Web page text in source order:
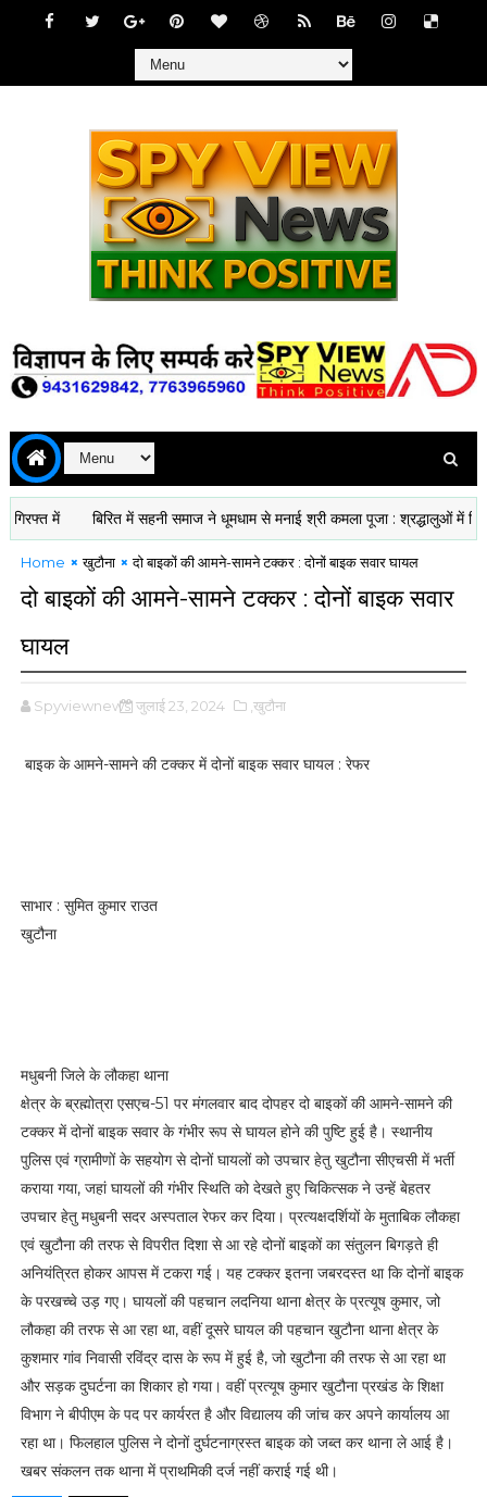
में बिरित में सहनी समाज ने धूमधाम से मनाई श्री कमला पूजा : श्रद्धालुओं में दिखी
Home खुटौना दो बाइकों की आमने-सामने टक्कर : दोनों बाइक सवार घायल
दो बाइकों की आमने-सामने टक्कर : दोनों बाइक सवार
घायल
Spyviewnews जुलाई 23, 2024 ,खुटौना
बाइक के आमने-सामने की टक्कर में दोनों बाइक सवार घायल : रेफर
साभार : सुमित कुमार राउत
खुटौना
मधुबनी जिले के लौकहा थाना
क्षेत्र के ब्रह्मोत्रा एसएच-51 पर मंगलवार बाद‌ दोपहर दो बाइकों की आमने-सामने की
टक्कर में दोनों बाइक सवार के गंभीर रूप से घायल होने की पुष्टि हुई है। स्थानीय
पुलिस एवं ग्रामीणों के सहयोग से दोनों घायलों को उपचार हेतु खुटौना सीएचसी में भर्ती
कराया गया, जहां घायलों की गंभीर स्थिति को देखते हुए चिकित्सक ने उन्हें बेहतर
उपचार हेतु मधुबनी सदर अस्पताल रेफर कर दिया। प्रत्यक्षदर्शियों के मुताबिक लौकहा
एवं खुटौना की तरफ से विपरीत दिशा से आ रहे दोनों बाइकों का संतुलन बिगड़ते ही
अनियंत्रित होकर आपस में टकरा गई। यह टक्कर इतना जबरदस्त था कि दोनों बाइक
के परखच्चे उड़ गए। घायलों की पहचान लदनिया थाना क्षेत्र के प्रत्यूष कुमार, जो
लौकहा की तरफ से आ रहा था, वहीं दूसरे घायल की पहचान खुटौना थाना क्षेत्र के
कुशमार गांव निवासी रविंद्र दास के रूप में हुई है, जो खुटौना की तरफ से आ रहा था
और सड़क दुघर्टना का शिकार हो गया। वहीं प्रत्यूष कुमार खुटौना प्रखंड के शिक्षा
विभाग ने बीपीएम के पद पर कार्यरत है और विद्यालय की जांच कर अपने कार्यालय आ
रहा था। फिलहाल पुलिस ने दोनों दुर्घटनाग्रस्त बाइक को जब्त कर थाना ले आई है।
खबर संकलन तक थाना में प्राथमिकी दर्ज नहीं कराई गई थी।